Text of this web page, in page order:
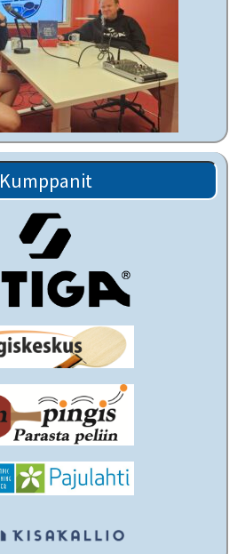
Kumppanit